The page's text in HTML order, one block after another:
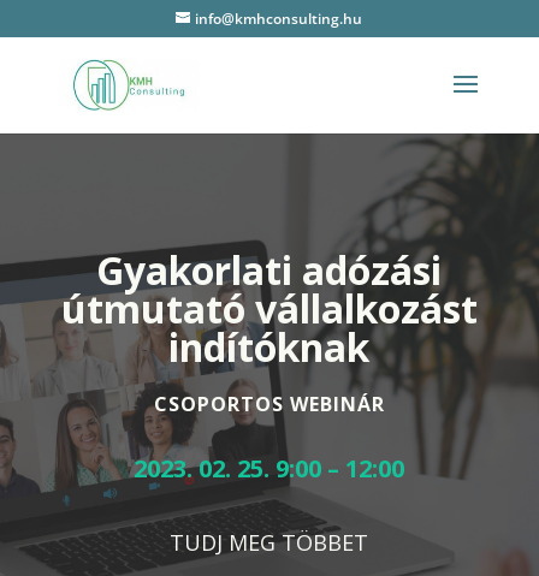
info@kmhconsulting.hu
Gyakorlati adózási
útmutató vállalkozást
indítóknak
CSOPORTOS WEBINÁR
2023. 02. 25. 9:00 – 12:00
TUDJ MEG TÖBBET